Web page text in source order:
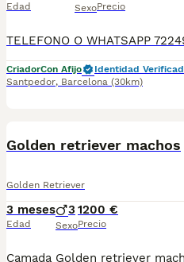
Edad SexoPrecio
CriadorCon Afijo
Identidad
Santpedor, Barcelona (30km)
Golden retriever machos
Golden Retriever
3 meses
Edad
3
Sexo
1200 €
Precio